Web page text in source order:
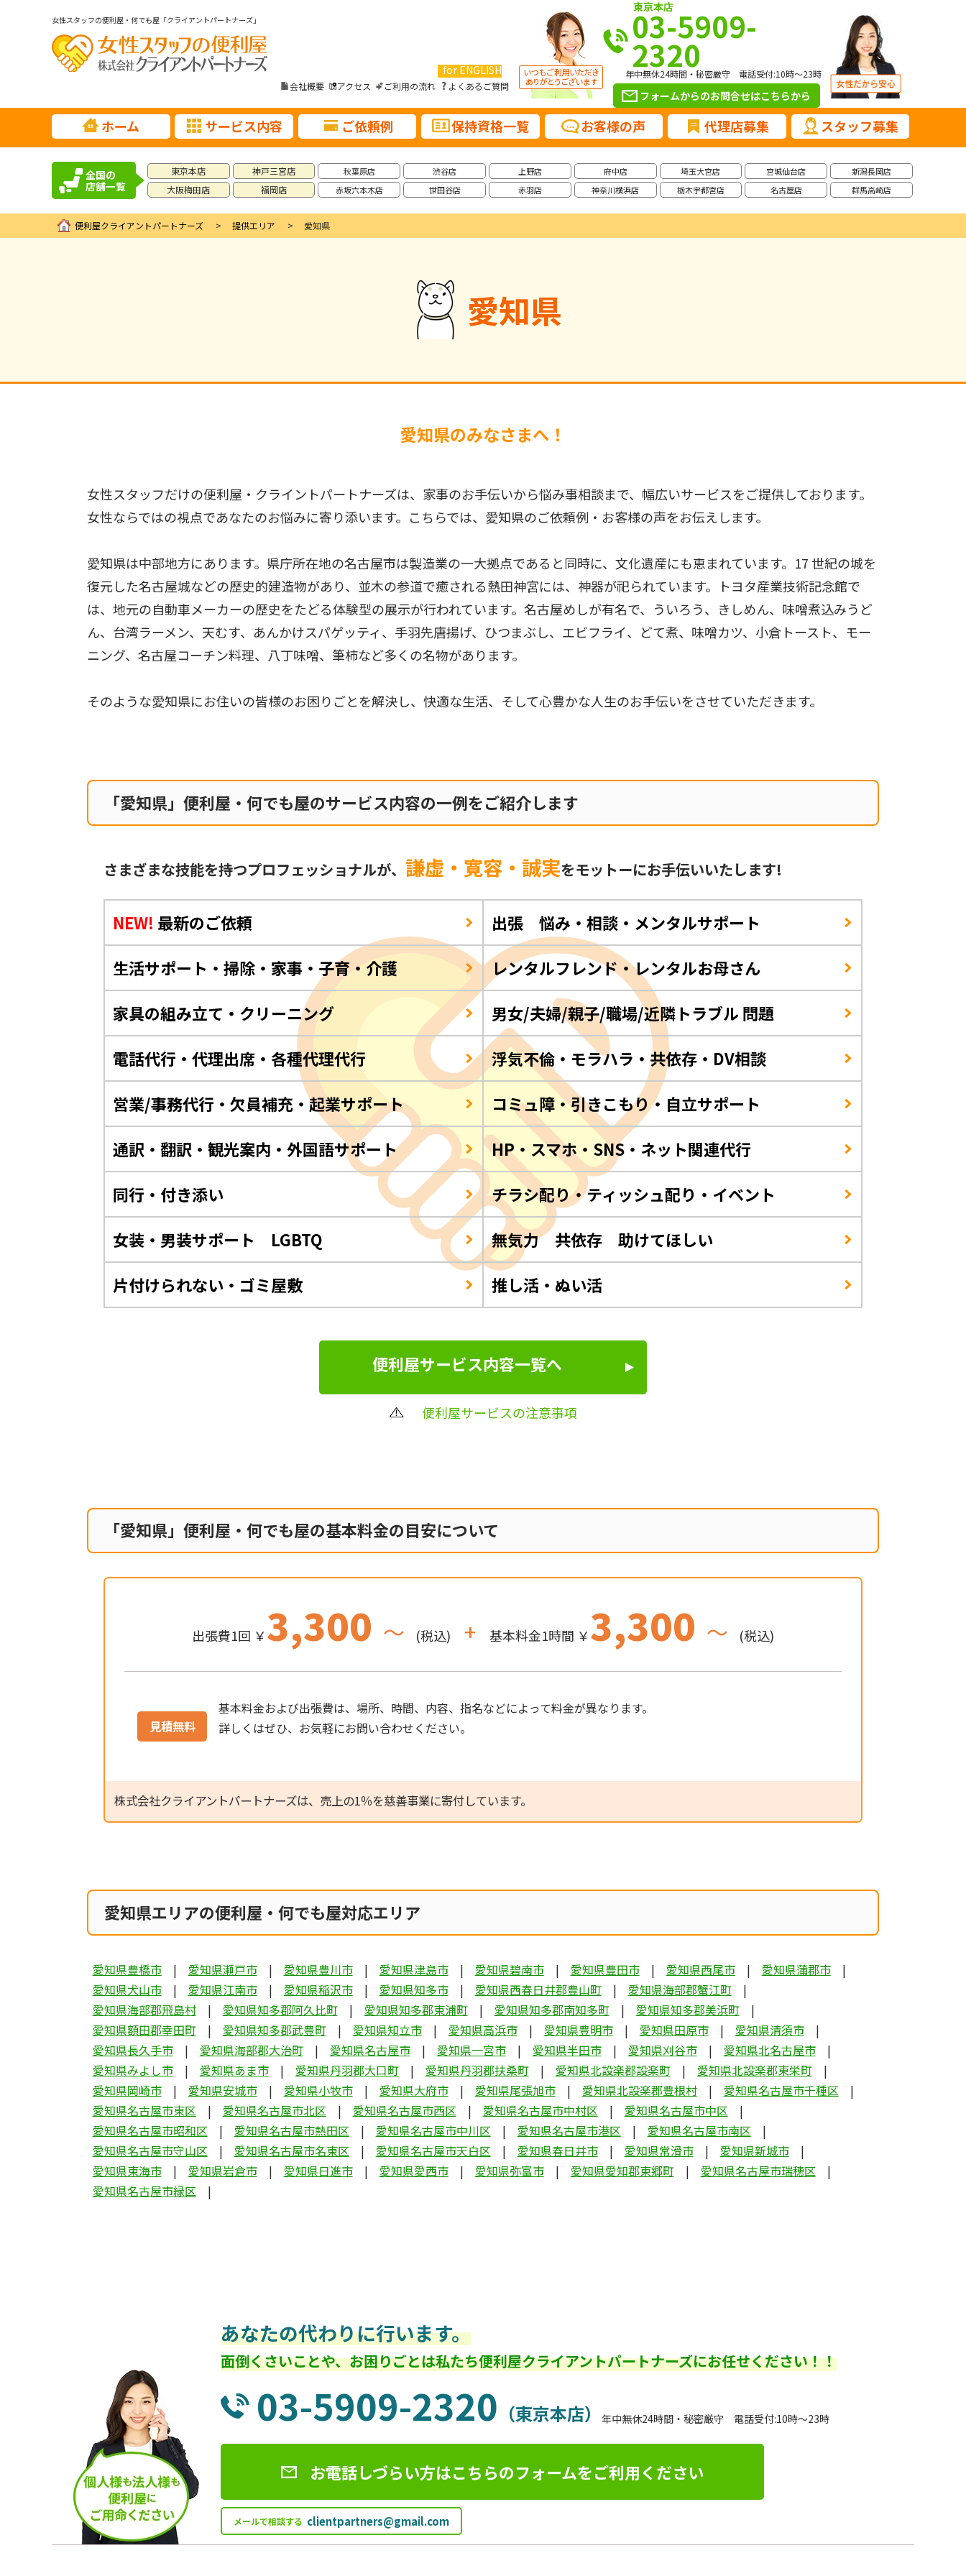
女性スタッフの便利屋・何でも屋「クライアントパートナーズ」
for ENGLISH
会社概要 アクセス ご利用の流れ よくあるご質問
東京本店
03-5909-
2320
年中無休24時間・秘密厳守 電話受付:10時～23時
フォームからのお問合せはこちらから
ホーム サービス内容 ご依頼例 保持資格一覧 お客様の声 代理店募集 スタッフ募集
全国の
店舗一覧
東京本店
大阪梅田店
神戸三宮店
福岡店
秋葉原店
赤坂六本木店
渋谷店
世田谷店
上野店
赤羽店
府中店
神奈川横浜店
埼玉大宮店
栃木宇都宮店
宮城仙台店
名古屋店
新潟長岡店
群馬高崎店
便利屋クライアントパートナーズ 提供エリア 愛知県
愛知県
愛知県のみなさまへ！
女性スタッフだけの便利屋・クライントパートナーズは、家事のお手伝いから悩み事相談まで、幅広いサービスをご提供しております。
女性ならではの視点であなたのお悩みに寄り添います。こちらでは、愛知県のご依頼例・お客様の声をお伝えします。
愛知県は中部地方にあります。県庁所在地の名古屋市は製造業の一大拠点であると同時に、文化遺産にも恵まれています。17 世紀の城を
復元した名古屋城などの歴史的建造物があり、並木の参道で癒される熱田神宮には、神器が祀られています。トヨタ産業技術記念館で
は、地元の自動車メーカーの歴史をたどる体験型の展示が行われています。名古屋めしが有名で、ういろう、きしめん、味噌煮込みうど
ん、台湾ラーメン、天むす、あんかけスパゲッティ、手羽先唐揚げ、ひつまぶし、エビフライ、どて煮、味噌カツ、小倉トースト、モー
ニング、名古屋コーチン料理、八丁味噌、筆柿など多くの名物があります。
そのような愛知県にお住いの皆様のお困りごとを解決し、快適な生活、そして心豊かな人生のお手伝いをさせていただきます。
「愛知県」便利屋・何でも屋のサービス内容の一例をご紹介します
さまざまな技能を持つプロフェッショナルが、謙虚・寛容・誠実をモットーにお手伝いいたします!
NEW! 最新のご依頼
出張 悩み・相談・メンタルサポート
生活サポート・掃除・家事・子育・介護
レンタルフレンド・レンタルお母さん
家具の組み立て・クリーニング
男女/夫婦/親子/職場/近隣トラブル 問題
電話代行・代理出席・各種代理代行
浮気不倫・モラハラ・共依存・DV相談
営業/事務代行・欠員補充・起業サポート
コミュ障・引きこもり・自立サポート
通訳・翻訳・観光案内・外国語サポート
HP・スマホ・SNS・ネット関連代行
同行・付き添い
チラシ配り・ティッシュ配り・イベント
女装・男装サポート LGBTQ
無気力 共依存 助けてほしい
片付けられない・ゴミ屋敷
推し活・ぬい活
便利屋サービス内容一覧へ
便利屋サービスの注意事項
「愛知県」便利屋・何でも屋の基本料金の目安について
出張費1回 ￥3,300 ～ (税込) + 基本料金1時間 ￥3,300 ～ (税込)
見積無料
基本料金および出張費は、場所、時間、内容、指名などによって料金が異なります。
詳しくはぜひ、お気軽にお問い合わせください。
株式会社クライアントパートナーズは、売上の1％を慈善事業に寄付しています。
愛知県エリアの便利屋・何でも屋対応エリア
愛知県豊橋市 愛知県瀬戸市 愛知県豊川市 愛知県津島市 愛知県碧南市 愛知県豊田市 愛知県西尾市
愛知県蒲郡市
愛知県犬山市
愛知県江南市 愛知県稲沢市 愛知県知多市 愛知県西春日井郡豊山町
愛知県海部郡蟹江町
愛知県海部郡飛島村
愛知県知多郡阿久比町 愛知県知多郡東浦町 愛知県知多郡南知多町
愛知県知多郡美浜町
愛知県額田郡幸田町
愛知県知多郡武豊町 愛知県知立市 愛知県高浜市 愛知県豊明市 愛知県田原市
愛知県清須市
愛知県長久手市
愛知県海部郡大治町 愛知県名古屋市 愛知県一宮市 愛知県半田市 愛知県刈谷市
愛知県北名古屋市
愛知県みよし市
愛知県あま市 愛知県丹羽郡大口町 愛知県丹羽郡扶桑町 愛知県北設楽郡設楽町
愛知県北設楽郡東栄町
愛知県岡崎市
愛知県安城市 愛知県小牧市 愛知県大府市 愛知県尾張旭市 愛知県北設楽郡豊根村
愛知県名古屋市千種区
愛知県名古屋市東区
愛知県名古屋市北区 愛知県名古屋市西区 愛知県名古屋市中村区
愛知県名古屋市中区
愛知県名古屋市昭和区
愛知県名古屋市熱田区 愛知県名古屋市中川区 愛知県名古屋市港区
愛知県名古屋市南区
愛知県名古屋市守山区
愛知県名古屋市名東区 愛知県名古屋市天白区 愛知県春日井市 愛知県常滑市
愛知県新城市
愛知県東海市
愛知県岩倉市 愛知県日進市 愛知県愛西市 愛知県弥富市 愛知県愛知郡東郷町
愛知県名古屋市瑞穂区
愛知県名古屋市緑区
あなたの代わりに行います。
面倒くさいことや、お困りごとは私たち便利屋クライアントパートナーズにお任せください！！
03-5909-2320 （東京本店） 年中無休24時間・秘密厳守 電話受付:10時～23時
お電話しづらい方はこちらのフォームをご利用ください
メールで相談する clientpartners@gmail.com